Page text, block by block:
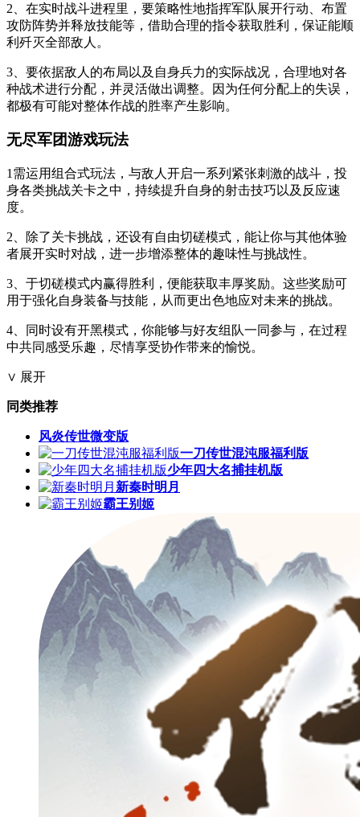
2、在实时战斗进程里，要策略性地指挥军队展开行动、布置
攻防阵势并释放技能等，借助合理的指令获取胜利，保证能顺
利歼灭全部敌人。
3、要依据敌人的布局以及自身兵力的实际战况，合理地对各
种战术进行分配，并灵活做出调整。因为任何分配上的失误，
都极有可能对整体作战的胜率产生影响。
无尽军团游戏玩法
1需运用组合式玩法，与敌人开启一系列紧张刺激的战斗，投
身各类挑战关卡之中，持续提升自身的射击技巧以及反应速
度。
2、除了关卡挑战，还设有自由切磋模式，能让你与其他体验
者展开实时对战，进一步增添整体的趣味性与挑战性。
3、于切磋模式内赢得胜利，便能获取丰厚奖励。这些奖励可
用于强化自身装备与技能，从而更出色地应对未来的挑战。
4、同时设有开黑模式，你能够与好友组队一同参与，在过程
中共同感受乐趣，尽情享受协作带来的愉悦。
∨ 展开
同类推荐
风炎传世微变版
一刀传世混沌服福利版
少年四大名捕挂机版
新秦时明月
霸王别姬